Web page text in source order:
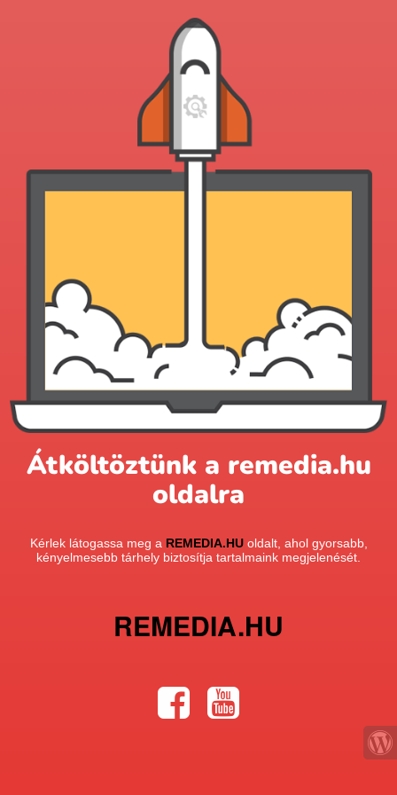
Átköltöztünk a remedia.hu
oldalra
Kérlek látogassa meg a REMEDIA.HUoldalt, ahol gyorsabb,
kényelmesebb tárhely biztosítja tartalmaink megjelenését.
REMEDIA.HU